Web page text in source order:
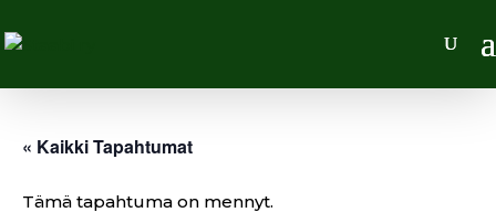
« Kaikki Tapahtumat
Tämä tapahtuma on mennyt.